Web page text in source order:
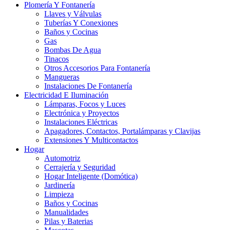
Plomería Y Fontanería
Llaves y Válvulas
Tuberías Y Conexiones
Baños y Cocinas
Gas
Bombas De Agua
Tinacos
Otros Accesorios Para Fontanería
Mangueras
Instalaciones De Fontanería
Electricidad E Iluminación
Lámparas, Focos y Luces
Electrónica y Proyectos
Instalaciones Eléctricas
Apagadores, Contactos, Portalámparas y Clavijas
Extensiones Y Multicontactos
Hogar
Automotriz
Cerrajería y Seguridad
Hogar Inteligente (Domótica)
Jardinería
Limpieza
Baños y Cocinas
Manualidades
Pilas y Baterias